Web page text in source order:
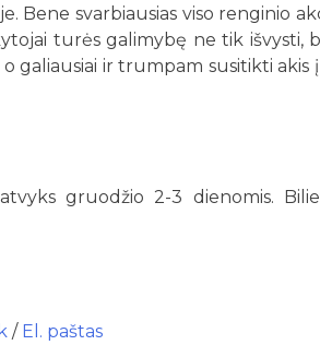
Bene svarbiausias viso renginio
turės galimybę ne tik išvysti,
galiausiai ir trumpam susitikti akis
gruodžio 2-3 dienomis.
/ El. paštas